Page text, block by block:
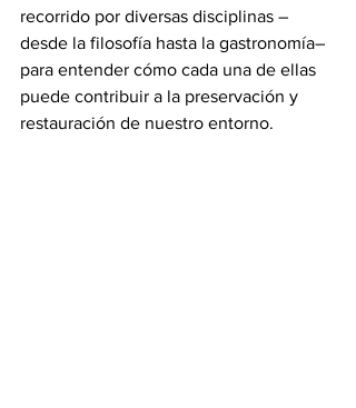
recorrido por diversas disciplinas –
desde la filosofía hasta la gastronomía–
para entender cómo cada una de ellas
puede contribuir a la preservación y
restauración de nuestro entorno.